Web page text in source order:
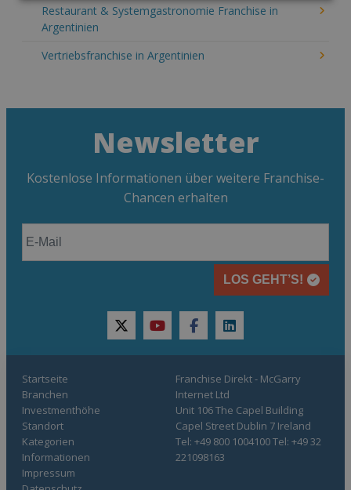
Restaurant & Systemgastronomie Franchise in
Argentinien
Vertriebsfranchise in Argentinien
Newsletter
Kostenlose Informationen über weitere Franchise-
Chancen erhalten
LOS GEHT’S!
twitteryoutubefacebooklinkedin
Startseite
Branchen
Investmenthöhe
Standort
Kategorien
Informationen
Impressum
Franchise Direkt - McGarry
Internet Ltd
Unit 106 The Capel Building
Capel Street Dublin 7 Ireland
Tel: +49 800 1004100 Tel: +49 32
221098163